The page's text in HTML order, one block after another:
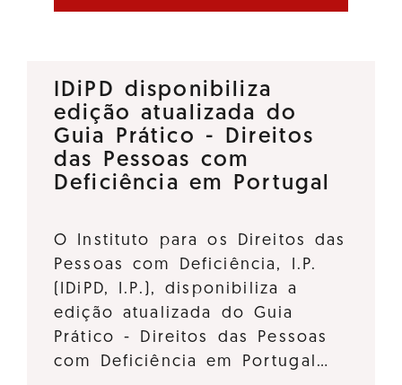
IDiPD disponibiliza
edição atualizada do
Guia Prático - Direitos
das Pessoas com
Deficiência em Portugal
O Instituto para os Direitos das
Pessoas com Deficiência, I.P.
(IDiPD, I.P.), disponibiliza a
edição atualizada do Guia
Prático - Direitos das Pessoas
com Deficiência em Portugal…